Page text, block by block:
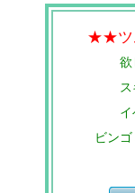
★★ツ
欲
イ
ビン